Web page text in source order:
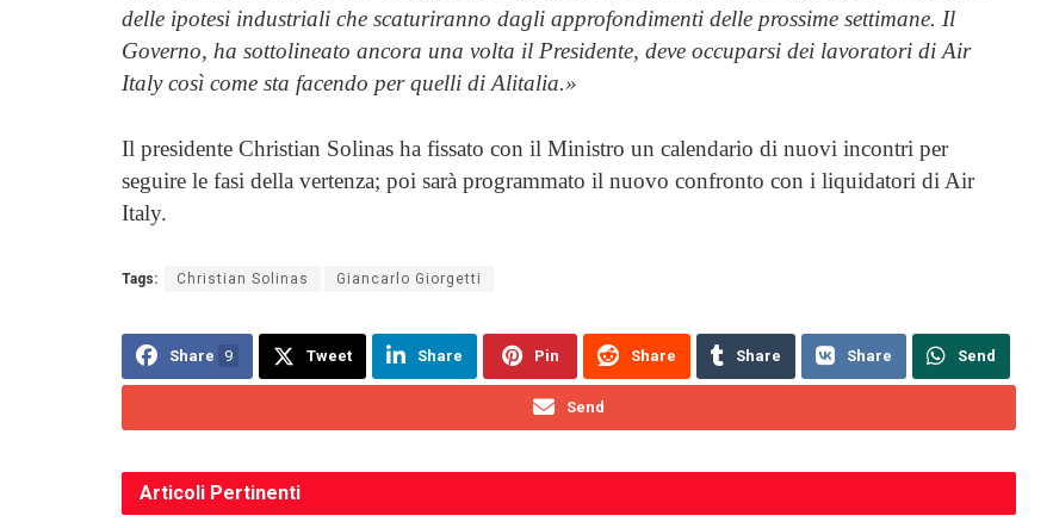
delle ipotesi industriali che scaturiranno dagli approfondimenti delle prossime settimane. Il
Governo, ha sottolineato ancora una volta il Presidente, deve occuparsi dei lavoratori di Air
Italy così come sta facendo per quelli di Alitalia.»
Il presidente Christian Solinas ha fissato con il Ministro un calendario di nuovi incontri per
seguire le fasi della vertenza; poi sarà programmato il nuovo confronto con i liquidatori di Air
Italy.
Tags: Christian Solinas Giancarlo Giorgetti
Share 9 Tweet Share Pin Share Share Share Send
Send
Articoli Pertinenti